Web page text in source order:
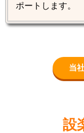
ポートします。
当
設